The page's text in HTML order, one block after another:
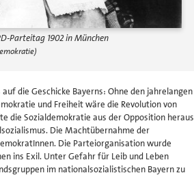
Parteitag 1902 in München
die Geschicke Bayerns: Ohne den jahrelangen
und Freiheit wäre die Revolution von
die Sozialdemokratie aus der Opposition heraus
Die Machtübernahme der
Die Parteiorganisation wurde
ins Exil. Unter Gefahr für Leib und Leben
im nationalsozialistischen Bayern zu